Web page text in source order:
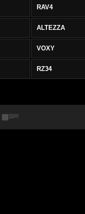
RAV4
ALTEZZA
VOXY
RZ34